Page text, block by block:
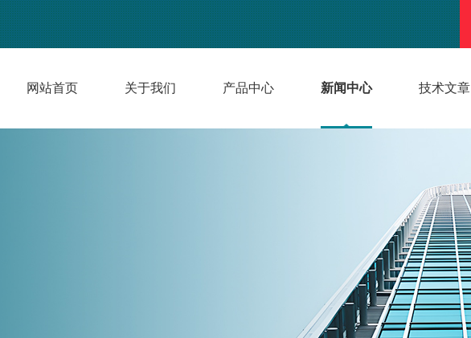
网站首页 关于我们 产品中心 新闻中心 技术文章